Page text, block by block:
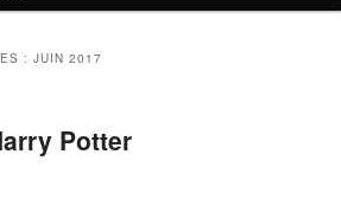
:JUIN 2017
Potter